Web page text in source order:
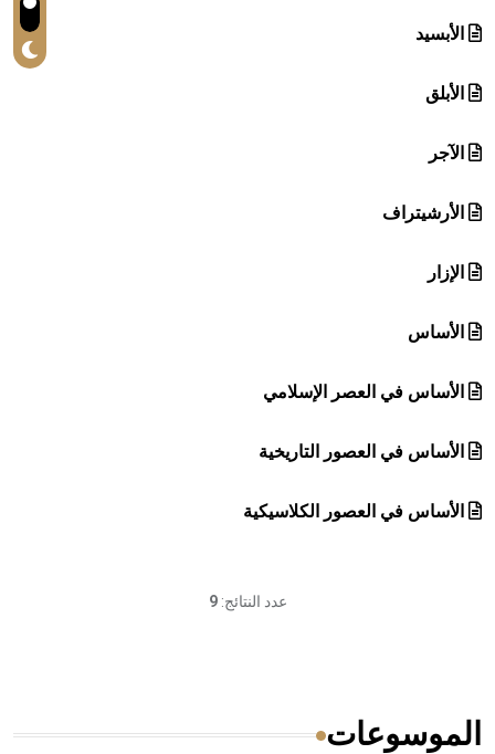
الأبسيد
الأبلق
الآجر
الأرشيتراف
الإزار
الأساس
الأساس في العصر الإسلامي
الأساس في العصور التاريخية
الأساس في العصور الكلاسيكية
عدد النتائج:9
الموسوعات